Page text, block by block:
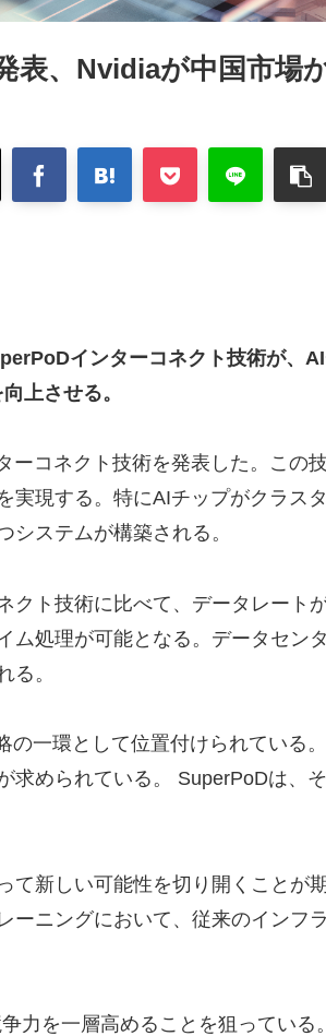
表、Nvidiaが中国市場
インターコネクト技術が、
上させる。
ーコネクト技術を発表した。この
実現する。特にAIチップがクラス
システムが構築される。
クト技術に比べて、データレート
ム処理が可能となる。データセン
る。
一環として位置付けられている
求められている。 SuperPoDは、
て新しい可能性を切り開くことが
ーニングにおいて、従来のインフ
力を一層高めることを狙っている